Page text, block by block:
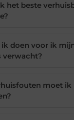
het beste
doen voor ik
verwacht?
moet ik